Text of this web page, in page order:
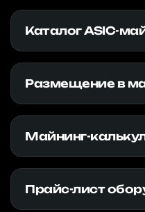
Каталог ASIC-
Размещение в
Майнинг-
Прайс-лист